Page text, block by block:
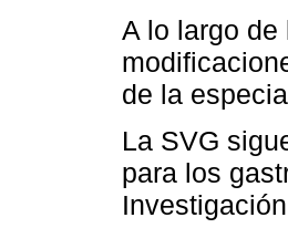
A lo largo
de la
La SVG
para los